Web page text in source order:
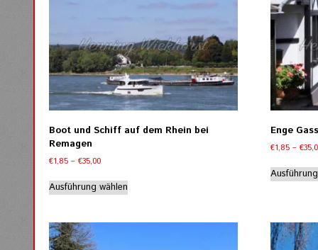
Optionen
können
auf
der
Produktseite
gewählt
werden
Boot und Schiff auf dem Rhein bei
Remagen
€1,85 – €35,00Preisspanne:
bis
€35,00
Ausführung wählen
Dieses
Produkt
mehrere
Enge
€1,85 – €